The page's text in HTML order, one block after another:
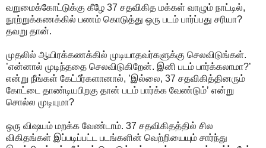
வறுமைக்கோட்டுக்கு கீழே 37 சதவிகித மக்கள் வாழும் நாட்டில்,
நூற்றுக்கணக்கில் பணம் கொடுத்து ஒரு படம் பார்ப்பது சரியா?
தவறு தான்.
முதலில் ஆயிரக்கணக்கில் முடியாதவர்களுக்கு செலவிடுங்கள்.
’என்னால் முடிந்ததை செலவிடுகிறேன். இனி படம் பார்க்கலாமா?’
என்று நீங்கள் கேட்பீர்களானால், ’இல்லை, 37 சதவிகித்தினரும்
கோட்டை தாண்டியபிறகு தான் படம் பார்க்க வேண்டும்’ என்று
சொல்ல முடியுமா?
ஒரு விஷயம் மறக்க வேண்டாம். 37 சதவிகிதத்தில் சில
விகிதங்கள் இப்படிப்பட்ட படங்களின் வெற்றியையும் சார்ந்து